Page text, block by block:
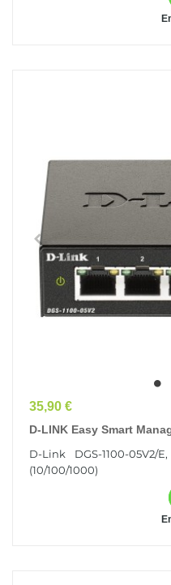
Prix
35,90 €
D-LINK Easy Smart
D-Link DGS-1100-
(10/100/1000)